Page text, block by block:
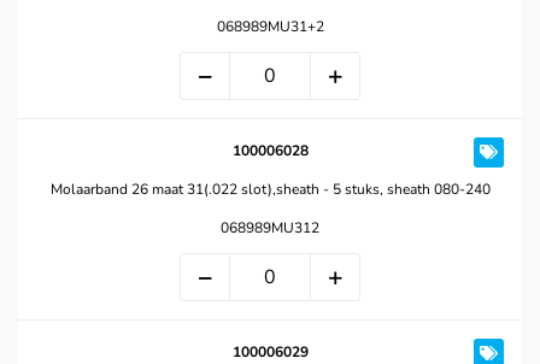
068989MU31+2
100006028
Molaarband 26 maat 31(.022 slot),sheath - 5 stuks, sheath 080-240
068989MU312
100006029